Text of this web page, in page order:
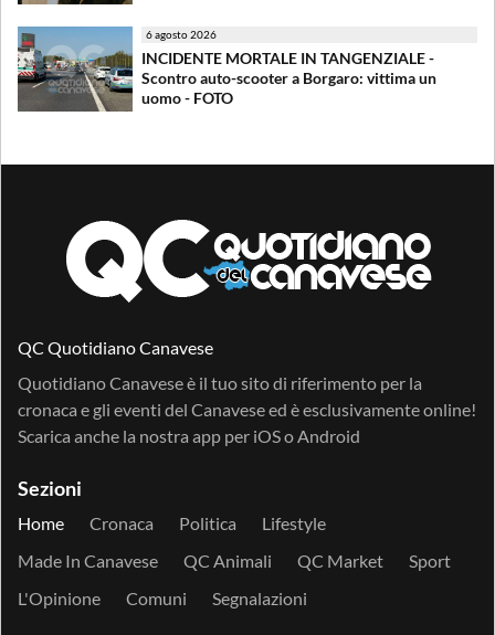
6 agosto 2026
INCIDENTE MORTALE IN TANGENZIALE -
Scontro auto-scooter a Borgaro: vittima un
uomo - FOTO
QC Quotidiano Canavese
Quotidiano Canavese è il tuo sito di riferimento per la
cronaca e gli eventi del Canavese ed è esclusivamente online!
Scarica anche la nostra app per iOSo Android
Sezioni
Home Cronaca Politica
Lifestyle
Made In Canavese
QC Animali QC Market
Sport
L'Opinione
Comuni Segnalazioni